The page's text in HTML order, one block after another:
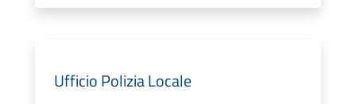
Ufficio Polizia Locale